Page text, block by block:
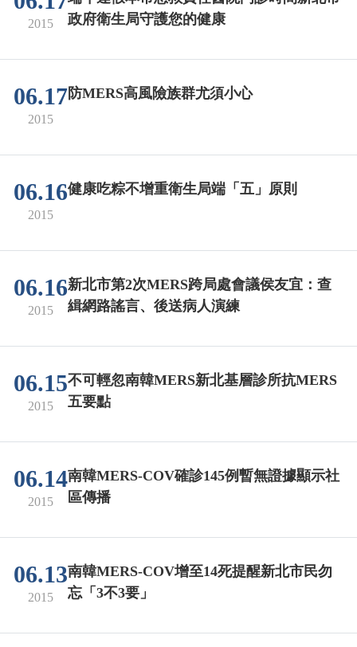
2015
政府衛生局守護您的健康
06.17
2015
防MERS高風險族群尤須小心
06.16
2015
健康吃粽不增重衛生局端「五」原則
06.16
2015
新北市第2次MERS跨局處會議侯友宜：查
緝網路謠言、後送病人演練
06.15
2015
不可輕忽南韓MERS新北基層診所抗MERS
五要點
06.14
2015
南韓MERS-COV確診145例暫無證據顯示社
區傳播
06.13
2015
南韓MERS-COV增至14死提醒新北市民勿
忘「3不3要」